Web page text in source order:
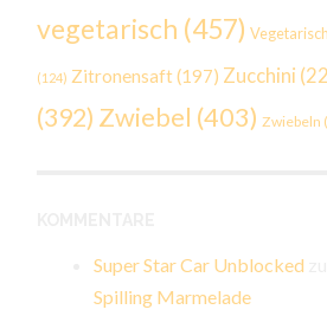
vegetarisch (457)
(124) Zitronensaft(197) Zucchini
(392) Zwiebel (403) Zwiebeln
Super Star Car Unblocked
Spilling Marmelade